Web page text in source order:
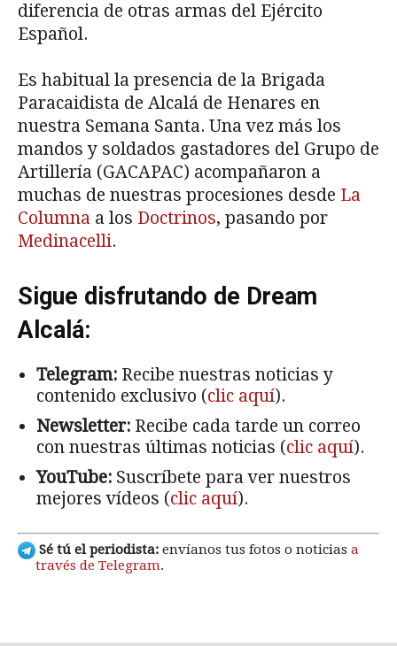
diferencia de otras armas del Ejército
Español.
Es habitual la presencia de la Brigada
Paracaidista de Alcalá de Henares en
nuestra Semana Santa. Una vez más los
mandos y soldados gastadores del Grupo de
Artillería (GACAPAC) acompañaron a
muchas de nuestras procesiones desde La
Columna a los Doctrinos, pasando por
Medinacelli.
Sigue disfrutando de Dream
Alcalá:
Telegram: Recibe nuestras noticias y
contenido exclusivo (clic aquí).
Newsletter: Recibe cada tarde un correo
con nuestras últimas noticias (clic aquí).
YouTube: Suscríbete para ver nuestros
mejores vídeos (clic aquí).
Sé tú el periodista: envíanos tus fotos o noticias a
través de Telegram.